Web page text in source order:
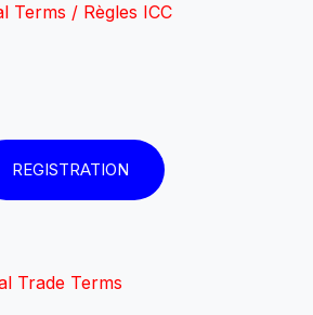
Terms / Règles ICC
REGISTRATION
Trade Terms